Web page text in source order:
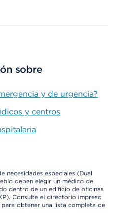
sobre
y de urgencia?
y centros
necesidades especiales (Dual
deben elegir un médico de
dentro de un edificio de oficinas
Consulte el directorio impreso
obtener una lista completa de